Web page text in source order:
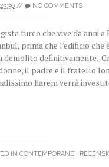
23:30 // NO COMMENTS
turco che vive da anni a
prima che l'edificio che
demolito definitivamente.
il padre e il fratello
harem verrà
IN CONTEMPORANEI ,